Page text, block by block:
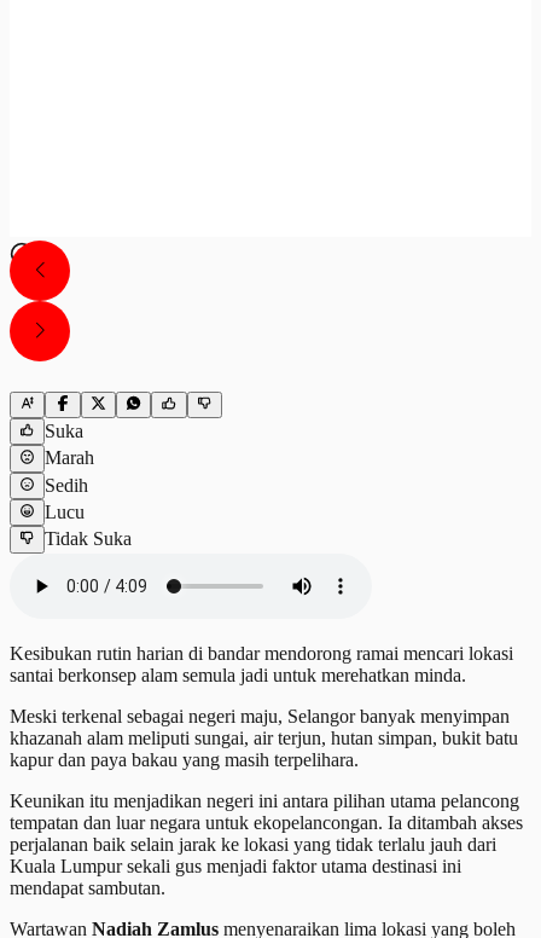
Suka
Marah
Sedih
Lucu
Tidak Suka
Kesibukan rutin harian di bandar mendorong ramai mencari lokasi
santai berkonsep alam semula jadi untuk merehatkan minda.
Meski terkenal sebagai negeri maju, Selangor banyak menyimpan
khazanah alam meliputi sungai, air terjun, hutan simpan, bukit batu
kapur dan paya bakau yang masih terpelihara.
Keunikan itu menjadikan negeri ini antara pilihan utama pelancong
tempatan dan luar negara untuk ekopelancongan. Ia ditambah akses
perjalanan baik selain jarak ke lokasi yang tidak terlalu jauh dari
Kuala Lumpur sekali gus menjadi faktor utama destinasi ini
mendapat sambutan.
Wartawan Nadiah Zamlus menyenaraikan lima lokasi yang boleh